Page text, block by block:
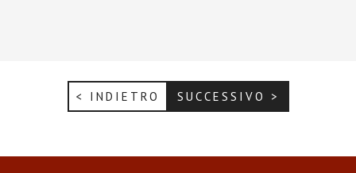
< INDIETRO SUCCESSIVO >